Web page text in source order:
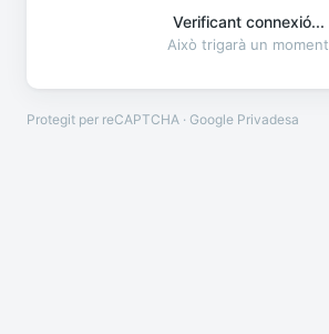
Verificant connexió...
Això trigarà un moment
Protegit per reCAPTCHA · Google Privadesa